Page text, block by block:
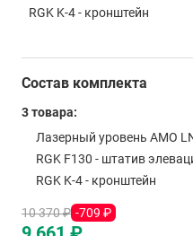
Состав комплекта
3 товара:
Лазерный уровень AMO
RGK F130 - штатив
RGK K-4 - кронштейн
10 370 ₽ -709 ₽
RGK K-4 - кронштейн
RGK CG-2 - распорная